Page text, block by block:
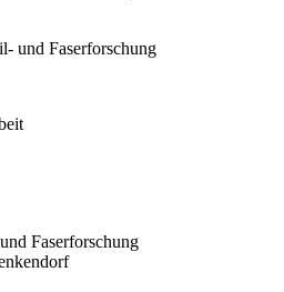
und Faserforschung
Faserforschung